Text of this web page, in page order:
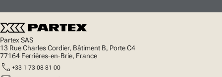
Partex SAS
13 Rue Charles Cordier, Bâtiment B, Porte C4
77164 Ferrières-en-Brie, France
call +33 1 73 08 81 00